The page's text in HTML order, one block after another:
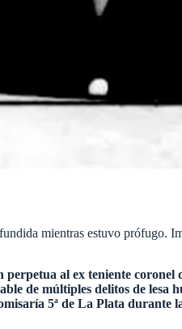
mientras estuvo prófugo.
al ex teniente coronel
de múltiples delitos de lesa
5ª de La Plata durante